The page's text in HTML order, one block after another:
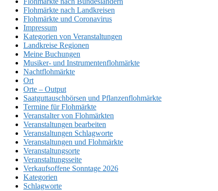
Flohmärkte nach Landkreisen
Flohmärkte und Coronavirus
Impressum
Kategorien von Veranstaltungen
Landkreise Regionen
Meine Buchungen
Musiker- und Instrumentenflohmärkte
Nachtflohmärkte
Ort
Orte – Output
Saatguttauschbörsen und Pflanzenflohmärkte
Termine für Flohmärkte
Veranstalter von Flohmärkten
Veranstaltungen bearbeiten
Veranstaltungen Schlagworte
Veranstaltungen und Flohmärkte
Veranstaltungsorte
Veranstaltungsseite
Verkaufsoffene Sonntage 2026
Kategorien
Schlagworte